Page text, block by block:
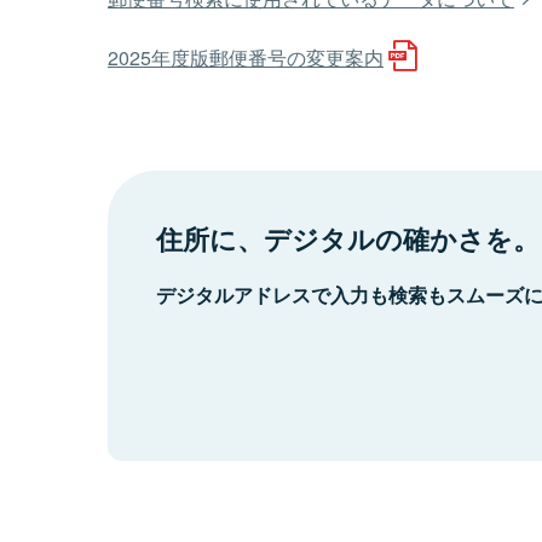
2025年度版郵便番号の変更案内
住所に、デジタルの確かさを。
デジタルアドレスで入力も検索もスムーズ